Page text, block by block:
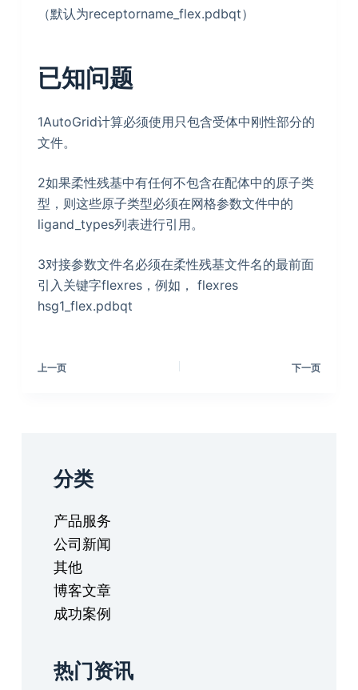
（默认为receptorname_flex.pdbqt）
已知问题
1AutoGrid计算必须使用只包含受体中刚性部分的
文件。
2如果柔性残基中有任何不包含在配体中的原子类
型，则这些原子类型必须在网格参数文件中的
ligand_types列表进行引用。
3对接参数文件名必须在柔性残基文件名的最前面
引入关键字flexres，例如， flexres
hsg1_flex.pdbqt
上一页 下一页
分类
产品服务
公司新闻
其他
博客文章
成功案例
热门资讯